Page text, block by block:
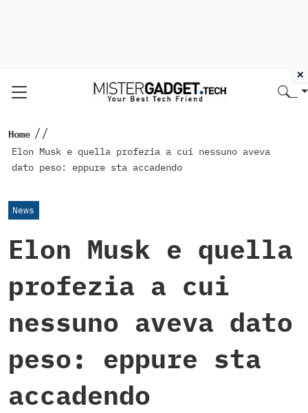
Home //
Elon Musk e quella profezia a cui nessuno aveva
dato peso: eppure sta accadendo
News
Elon Musk e quella
profezia a cui
nessuno aveva dato
peso: eppure sta
accadendo
×